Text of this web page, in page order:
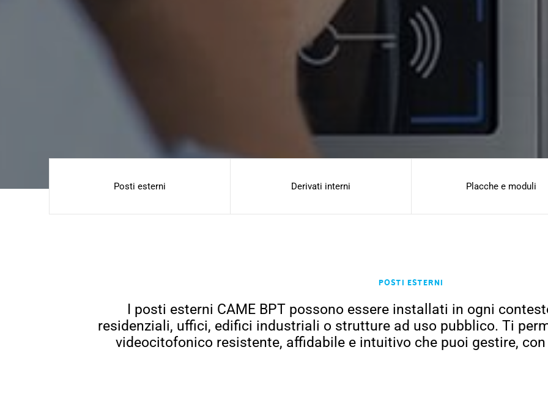
Posti esterni Derivati interni Placche e moduli
Posti esterni
I posti esterni CAME BPT possono essere installati in ogni
residenziali, uffici, edifici industriali o strutture ad uso pubblico. Ti
videocitofonico resistente, affidabile e intuitivo che puoi gestire, con